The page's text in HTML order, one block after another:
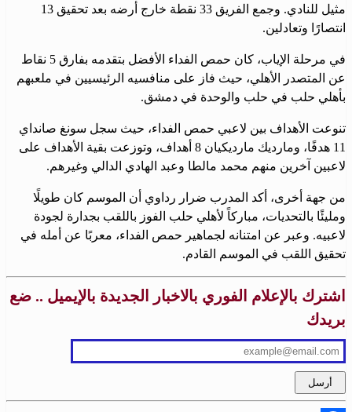
مثيل للنادي. وجمع الفريق 33 نقطة خارج أرضه بعد تحقيق 13
انتصارًا وتعادلين.
في مرحلة الإياب، كان حمص الفداء الأفضل بتقدمه بفارق 5 نقاط
عن المتصدر الأهلي، حيث فاز على منافسيه الرئيسيين في ملعبهم
بأهلي حلب في حلب والوحدة في دمشق.
تنوعت الأهداف بين لاعبي حمص الفداء، حيث سجل سونغ صانداي
11 هدفًا، ومارديك مارديكيان 8 أهداف، وتوزعت بقية الأهداف على
لاعبين آخرين منهم محمد مالطا وعبد الهادي الدالي وغيرهم.
من جهة أخرى، أكد المدرب ضرار رداوي أن الموسم كان طويلًا
ومليئًا بالتحديات، مباركاً لأهلي حلب الفوز باللقب بجدارة لجودة
لاعبيه. وعبر عن امتنانه لجماهير حمص الفداء، معربًا عن أمله في
تحقيق اللقب في الموسم القادم.
اشترك بالإعلام الفوري بالاخبار الجديدة بالإيميل .. ضع
بريدك